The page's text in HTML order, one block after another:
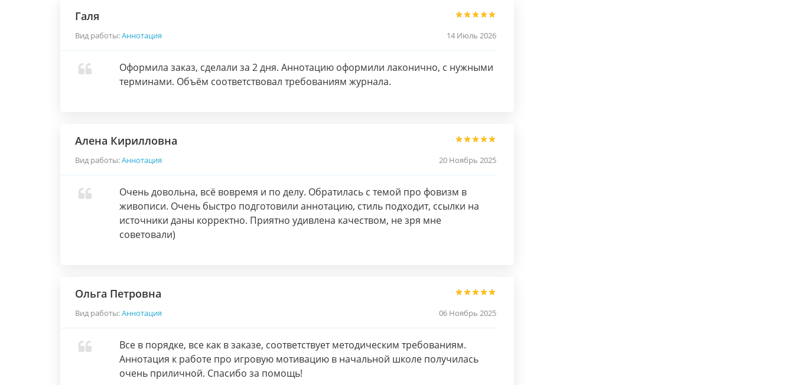
Галя
Вид работы:Аннотация 14 Июль 2026
Оформила заказ, сделали за 2 дня. Аннотацию оформили лаконично, с нужными
терминами. Объём соответствовал требованиям журнала.
Алена Кирилловна
Вид работы:Аннотация 20 Ноябрь 2025
Очень довольна, всё вовремя и по делу. Обратилась с темой про фовизм в
живописи. Очень быстро подготовили аннотацию, стиль подходит, ссылки на
источники даны корректно. Приятно удивлена качеством, не зря мне
советовали)
Ольга Петровна
Вид работы:Аннотация 06 Ноябрь 2025
Все в порядке, все как в заказе, соответствует методическим требованиям.
Аннотация к работе про игровую мотивацию в начальной школе получилась
очень приличной. Спасибо за помощь!